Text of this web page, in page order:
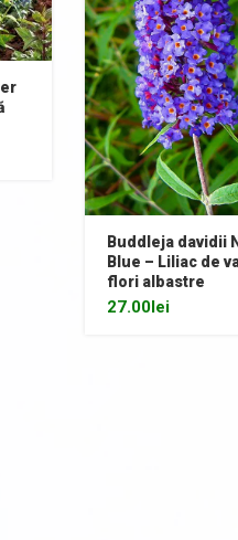
Buddleja davidii
Blue – Liliac de
flori albastre
27.00lei